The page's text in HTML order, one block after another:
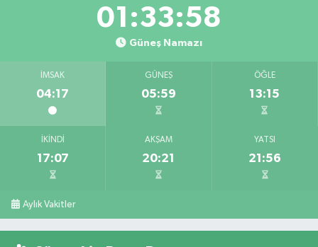
01:33:57
Güneş Namazı
İMSAK
04:17
GÜNEŞ
05:59
ÖĞLE
13:15
İKINDI
17:07
AKŞAM
20:21
YATSI
21:56
Aylık Vakitler